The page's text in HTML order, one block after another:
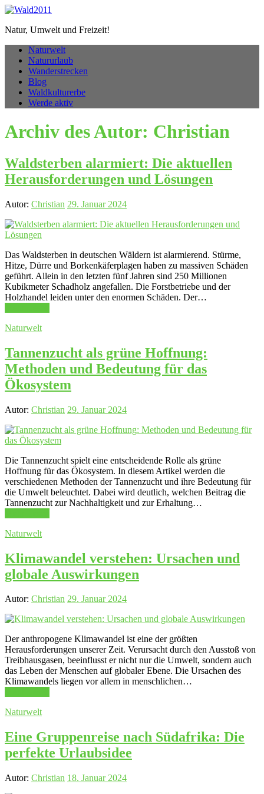
Natur, Umwelt und Freizeit!
Naturwelt
Natururlaub
Wanderstrecken
Blog
Waldkulturerbe
Werde aktiv
Archiv des Autor: Christian
Waldsterben alarmiert: Die aktuellen
Herausforderungen und Lösungen
Autor: Christian 29. Januar 2024
Das Waldsterben in deutschen Wäldern ist alarmierend. Stürme,
Hitze, Dürre und Borkenkäferplagen haben zu massiven Schäden
geführt. Allein in den letzten fünf Jahren sind 250 Millionen
Kubikmeter Schadholz angefallen. Die Forstbetriebe und der
Holzhandel leiden unter den enormen Schäden. Der…
Naturwelt
Tannenzucht als grüne Hoffnung:
Methoden und Bedeutung für das
Ökosystem
Autor: Christian 29. Januar 2024
Die Tannenzucht spielt eine entscheidende Rolle als grüne
Hoffnung für das Ökosystem. In diesem Artikel werden die
verschiedenen Methoden der Tannenzucht und ihre Bedeutung für
die Umwelt beleuchtet. Dabei wird deutlich, welchen Beitrag die
Tannenzucht zur Nachhaltigkeit und zur Erhaltung…
Naturwelt
Klimawandel verstehen: Ursachen und
globale Auswirkungen
Autor: Christian 29. Januar 2024
Der anthropogene Klimawandel ist eine der größten
Herausforderungen unserer Zeit. Verursacht durch den Ausstoß von
Treibhausgasen, beeinflusst er nicht nur die Umwelt, sondern auch
das Leben der Menschen auf globaler Ebene. Die Ursachen des
Klimawandels liegen vor allem in menschlichen…
Naturwelt
Eine Gruppenreise nach Südafrika: Die
perfekte Urlaubsidee
Autor: Christian 18. Januar 2024